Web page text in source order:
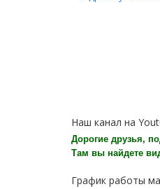
Наш канал на
Дорогие друзья,
Там вы найдете
График работы